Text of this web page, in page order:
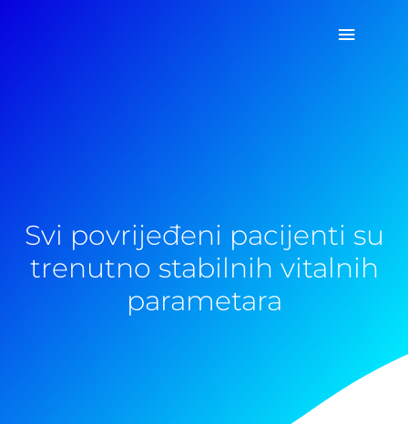
Glavni
Svi povrijeđeni pacijenti su
trenutno stabilnih vitalnih
parametara